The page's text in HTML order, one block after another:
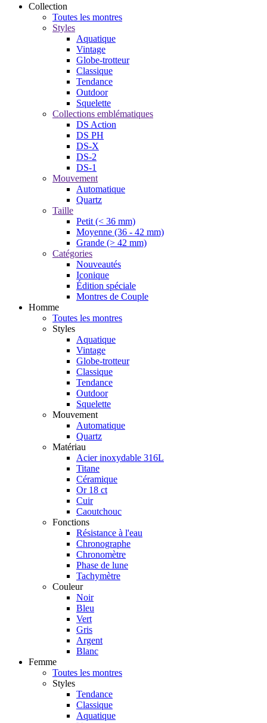
Collection
Toutes les montres
Styles
Aquatique
Vintage
Globe-trotteur
Classique
Tendance
Outdoor
Squelette
Collections emblématiques
DS Action
DS PH
DS-X
DS-2
DS-1
Mouvement
Automatique
Quartz
Taille
Petit (< 36 mm)
Moyenne (36 - 42 mm)
Grande (> 42 mm)
Catégories
Nouveautés
Iconique
Édition spéciale
Montres de Couple
Homme
Toutes les montres
Styles
Aquatique
Vintage
Globe-trotteur
Classique
Tendance
Outdoor
Squelette
Mouvement
Automatique
Quartz
Matériau
Acier inoxydable 316L
Titane
Céramique
Or 18 ct
Cuir
Caoutchouc
Fonctions
Résistance à l'eau
Chronographe
Chronomètre
Phase de lune
Tachymètre
Couleur
Noir
Bleu
Vert
Gris
Argent
Blanc
Femme
Toutes les montres
Styles
Tendance
Classique
Aquatique